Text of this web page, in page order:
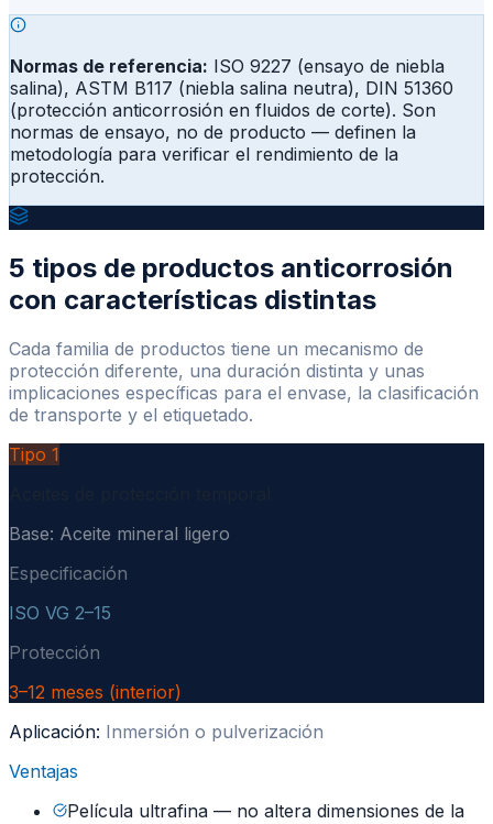
Normas de referencia: ISO 9227 (ensayo de niebla
salina), ASTM B117 (niebla salina neutra), DIN 51360
(protección anticorrosión en fluidos de corte). Son
normas de ensayo, no de producto — definen la
metodología para verificar el rendimiento de la
protección.
5 tipos de productos anticorrosión
con características distintas
Cada familia de productos tiene un mecanismo de
protección diferente, una duración distinta y unas
implicaciones específicas para el envase, la clasificación
de transporte y el etiquetado.
Tipo 1
Base: Aceite mineral ligero
Especificación
ISO VG 2–15
Protección
3–12 meses (interior)
Aplicación: Inmersión o pulverización
Ventajas
Película ultrafina — no altera dimensiones de la